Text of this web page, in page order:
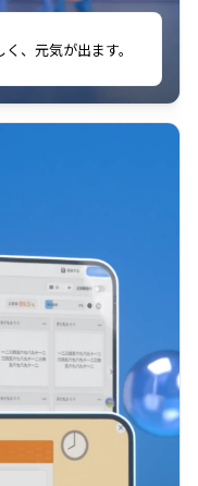
報が通知されるので
で使うのが楽しいで